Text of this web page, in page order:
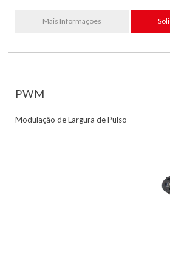
Mais Informações
PWM
Modulação de Largura de Pulso